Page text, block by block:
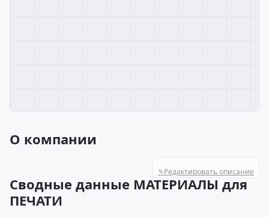
О компании
✎Редактировать описание
Сводные данные МАТЕРИАЛЫ для
ПЕЧАТИ